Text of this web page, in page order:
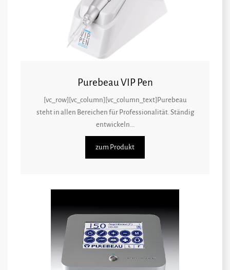
Purebeau VIP Pen
[vc_row][vc_column][vc_column_text]Purebeau
steht in allen Bereichen für Professionalität. Ständig
entwickeln...
zum Produkt